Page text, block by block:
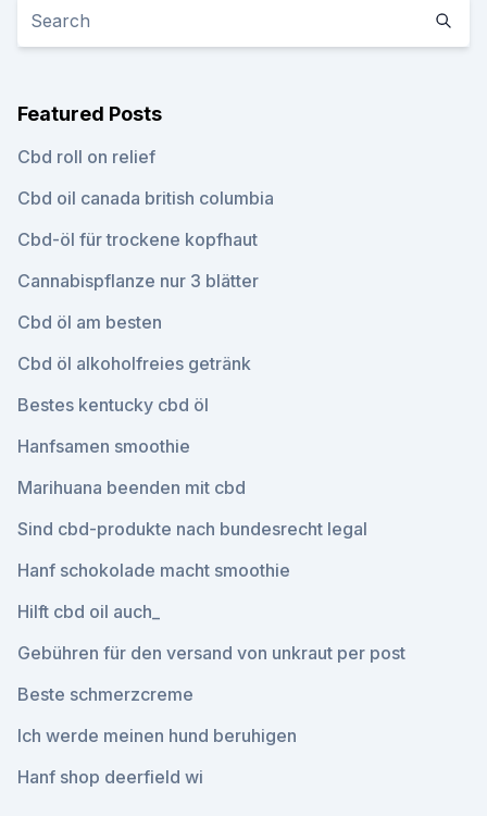
Featured Posts
Cbd roll on relief
Cbd oil canada british columbia
Cbd-öl für trockene kopfhaut
Cannabispflanze nur 3 blätter
Cbd öl am besten
Cbd öl alkoholfreies getränk
Bestes kentucky cbd öl
Hanfsamen smoothie
Marihuana beenden mit cbd
Sind cbd-produkte nach bundesrecht legal
Hanf schokolade macht smoothie
Hilft cbd oil auch_
Gebühren für den versand von unkraut per post
Beste schmerzcreme
Ich werde meinen hund beruhigen
Hanf shop deerfield wi